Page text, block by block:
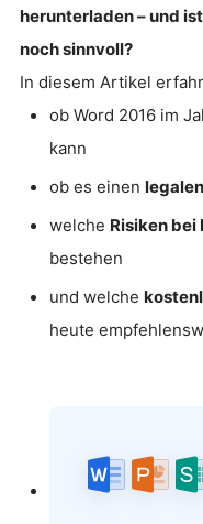
herunterladen – und
noch sinnvoll?
In diesem Artikel
ob Word 2016 im
kann
ob es einen
welche Risiken
bestehen
und welche
heute